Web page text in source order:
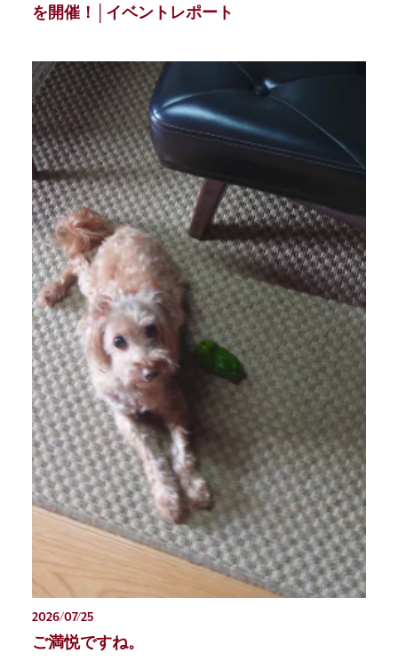
を開催！│イベントレポート
2026/07/25
ご満悦ですね。